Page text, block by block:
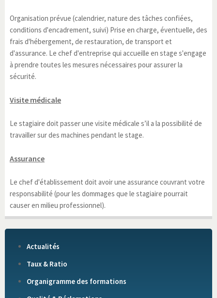
Organisation prévue (calendrier, nature des tâches confiées,
conditions d'encadrement, suivi) Prise en charge, éventuelle, des
frais d'hébergement, de restauration, de transport et
d'assurance. Le chef d'entreprise qui accueille en stage s'engage
à prendre toutes les mesures nécessaires pour assurer la
sécurité.
Visite médicale
Le stagiaire doit passer une visite médicale s’il a la possibilité de
travailler sur des machines pendant le stage.
Assurance
Le chef d'établissement doit avoir une assurance couvrant votre
responsabilité (pour les dommages que le stagiaire pourrait
causer en milieu professionnel).
Actualités
Taux & Ratio
Organigramme des formations